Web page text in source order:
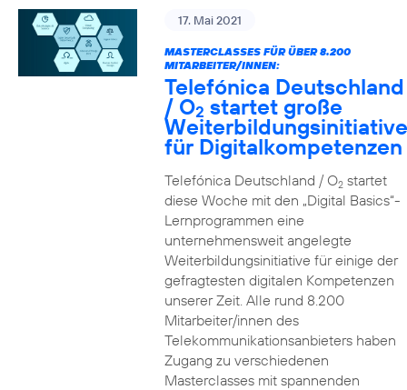
17. Mai 2021
MASTERCLASSES FÜR ÜBER 8.200
MITARBEITER/INNEN:
Telefónica Deutschland
/ O2 startet große
Weiterbildungsinitiative
für Digitalkompetenzen
Telefónica Deutschland / O2startet
diese Woche mit den „Digital Basics“-
Lernprogrammen eine
unternehmensweit angelegte
Weiterbildungsinitiative für einige der
gefragtesten digitalen Kompetenzen
unserer Zeit. Alle rund 8.200
Mitarbeiter/innen des
Telekommunikationsanbieters haben
Zugang zu verschiedenen
Masterclasses mit spannenden